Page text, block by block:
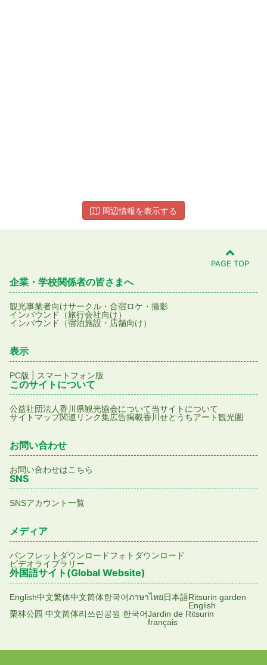
周辺情報を表示する
PAGE TOP
企業・学校関係者の皆さまへ
観光事業者向けサークル・合宿ロケ・撮影
インバウンド（旅行会社向け）
インバウンド（宿泊施設・店舗向け）
表示
PC版 スマートフォン版
このサイトについて
公益社団法人香川県観光協会について当サイトについて
サイトマップ関連リンク集広告掲載香川せとうちアート観光圏
お問い合わせ
お問い合わせはこちら
SNS
SNSアカウント一覧
メディア
パンフレットダウンロードフォトダウンロード
ビデオライブラリー
外国語サイト(Global Website)
English中文繁体中文简体한국어ภาษาไทย日本語Ritsurin garden
English
栗林公园 中文简体리쓰린공원 한국어Jardin de Ritsurin
français